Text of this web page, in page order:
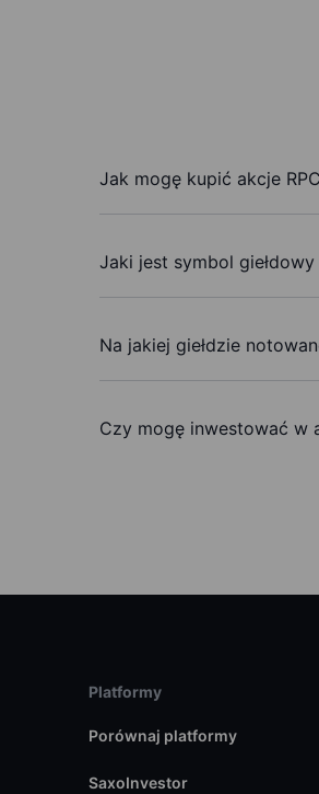
Jak mogę kupić akcje
Jaki jest symbol giełdowy
Na jakiej giełdzie
Czy mogę inwestować w
Platformy
Porównaj platformy
SaxoInvestor